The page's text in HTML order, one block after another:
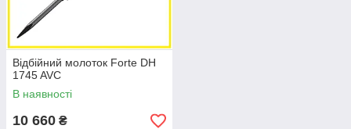
Відбійний молоток Forte DH
1745 AVC
В наявності
10 660 ₴